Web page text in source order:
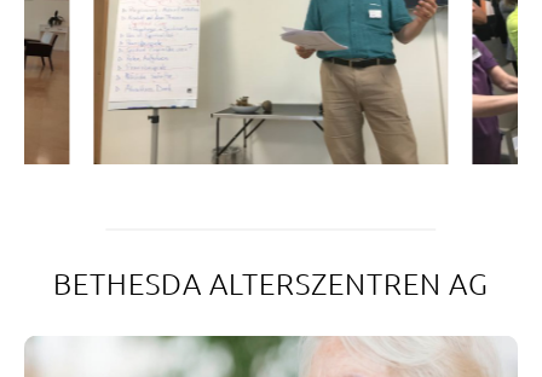
BETHESDA ALTERSZENTREN AG